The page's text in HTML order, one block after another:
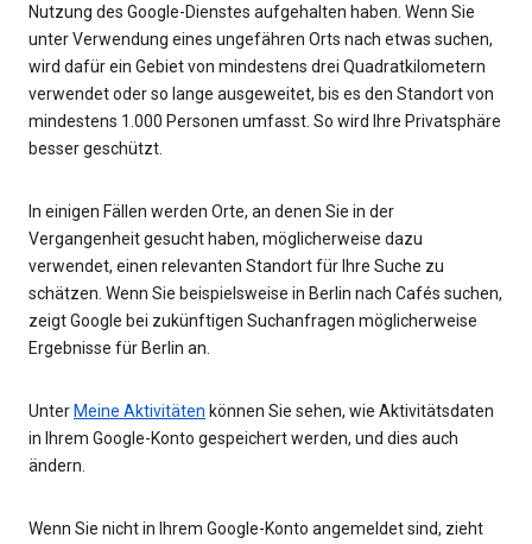
Nutzung des Google-Dienstes aufgehalten haben. Wenn Sie
unter Verwendung eines ungefähren Orts nach etwas suchen,
wird dafür ein Gebiet von mindestens drei Quadratkilometern
verwendet oder so lange ausgeweitet, bis es den Standort von
mindestens 1.000 Personen umfasst. So wird Ihre Privatsphäre
besser geschützt.
In einigen Fällen werden Orte, an denen Sie in der
Vergangenheit gesucht haben, möglicherweise dazu
verwendet, einen relevanten Standort für Ihre Suche zu
schätzen. Wenn Sie beispielsweise in Berlin nach Cafés suchen,
zeigt Google bei zukünftigen Suchanfragen möglicherweise
Ergebnisse für Berlin an.
UnterMeine Aktivitäten können Sie sehen, wie Aktivitätsdaten
in Ihrem Google-Konto gespeichert werden, und dies auch
ändern.
Wenn Sie nicht in Ihrem Google-Konto angemeldet sind, zieht